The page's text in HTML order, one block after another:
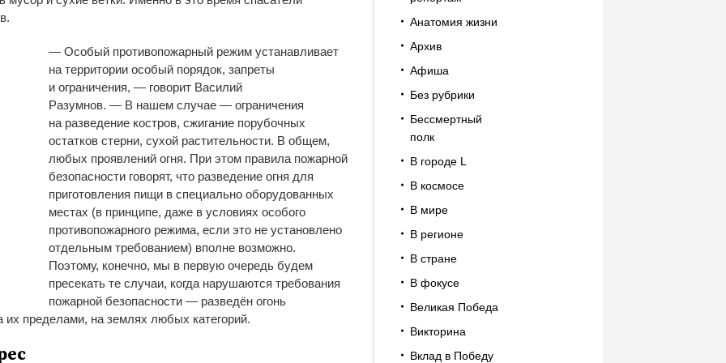
— Особый противопожарный режим устанавливает
на территории особый порядок, запреты
и ограничения, — говорит Василий
Разумнов. — В нашем случае — ограничения
на разведение костров, сжигание порубочных
остатков стерни, сухой растительности. В общем,
любых проявлений огня. При этом правила пожарной
безопасности говорят, что разведение огня для
приготовления пищи в специально оборудованных
местах (в принципе, даже в условиях особого
противопожарного режима, если это не установлено
отдельным требованием) вполне возможно.
Поэтому, конечно, мы в первую очередь будем
пресекать те случаи, когда нарушаются требования
пожарной безопасности — разведён огонь
их пределами, на землях любых категорий.
Анатомия жизни
Архив
Афиша
Без рубрики
Бессмертный
полк
В городе L
В космосе
В мире
В регионе
В стране
В фокусе
Великая Победа
Викторина
Вклад в Победу